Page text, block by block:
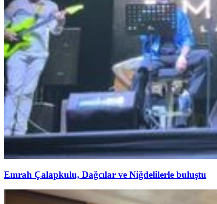
Emrah Çalapkulu, Dağcılar ve Niğdelilerle buluştu